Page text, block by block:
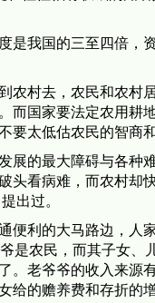
是我国的三至四倍，
农村去，农民和农村
而国家要法定农用耕
太低估农民的智商和
展的最大障碍与各种
头看病难，而农村却
出过。
便利的大马路边，人
是农民，而其子女、
老爷爷的收入来源有
给的赡养费和存折的